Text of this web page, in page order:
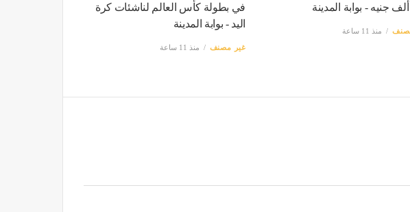
منذ 11 ساعة
في بطولة كأس العالم لناشئات كرة
اليد - بوابة المدينة
غير مصنف منذ 11 ساعة